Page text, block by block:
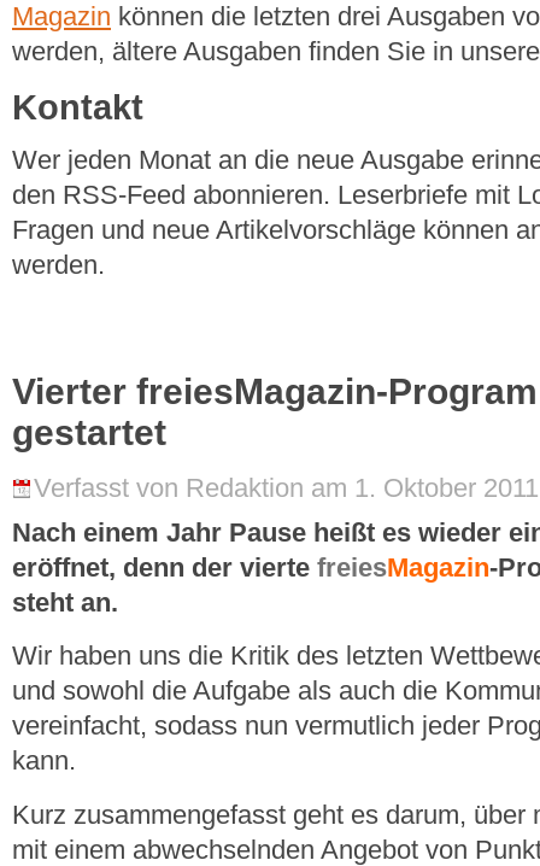
Magazin können die letzten drei Ausgaben
werden, ältere Ausgaben finden Sie in
Kontakt
Wer jeden Monat an die neue Ausgabe
den RSS-Feed abonnieren. Leserbriefe mit
Fragen und neue Artikelvorschläge können
werden.
Vierter freiesMagazin-
gestartet
Verfasst von Redaktion am 1. Oktober
Nach einem Jahr Pause heißt es wieder
eröffnet, denn der vierte freiesMagazin-
steht an.
Wir haben uns die Kritik des letzten
und sowohl die Aufgabe als auch die
vereinfacht, sodass nun vermutlich jeder
kann.
Kurz zusammengefasst geht es darum, über
mit einem abwechselnden Angebot von